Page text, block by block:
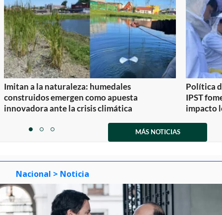
Imitan a la naturaleza: humedales
construidos emergen como apuesta
innovadora ante la crisis climática
Política
IPST
impacto
itemitemitem
MÁS NOTICIAS
Nacional > Noticia